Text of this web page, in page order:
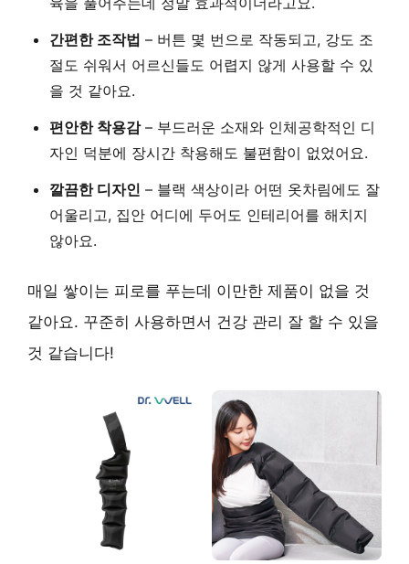
간편한 조작법 – 버튼 몇 번으로 작동되고, 강도 조
절도 쉬워서 어르신들도 어렵지 않게 사용할 수 있
을 것 같아요.
편안한 착용감– 부드러운 소재와 인체공학적인 디
자인 덕분에 장시간 착용해도 불편함이 없었어요.
깔끔한 디자인 – 블랙 색상이라 어떤 옷차림에도 잘
어울리고, 집안 어디에 두어도 인테리어를 해치지
않아요.
매일 쌓이는 피로를 푸는데 이만한 제품이 없을 것
같아요. 꾸준히 사용하면서 건강 관리 잘 할 수 있을
것 같습니다!